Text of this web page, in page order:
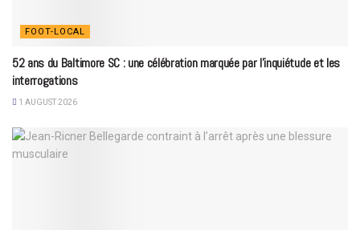
FOOT-LOCAL
52 ans du Baltimore SC : une célébration marquée par l’inquiétude et les
interrogations
1 AUGUST 2026